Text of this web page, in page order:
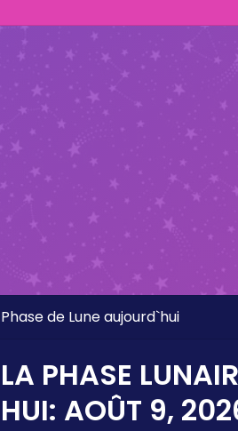
Phase de Lune aujourd`hui
LA PHASE
HUI: AOÛT 9,